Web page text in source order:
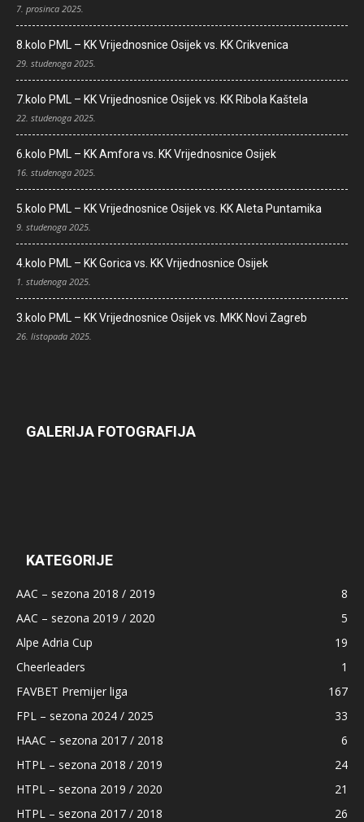
7. prosinca 2025.
8.kolo PML – KK Vrijednosnice Osijek vs. KK Crikvenica
29. studenoga 2025.
7.kolo PML – KK Vrijednosnice Osijek vs. KK Ribola Kaštela
22. studenoga 2025.
6.kolo PML – KK Amfora vs. KK Vrijednosnice Osijek
16. studenoga 2025.
5.kolo PML – KK Vrijednosnice Osijek vs. KK Aleta Puntamika
9. studenoga 2025.
4.kolo PML – KK Gorica vs. KK Vrijednosnice Osijek
1. studenoga 2025.
3.kolo PML – KK Vrijednosnice Osijek vs. MKK Novi Zagreb
26. listopada 2025.
GALERIJA FOTOGRAFIJA
KATEGORIJE
AAC – sezona 2018 / 2019
8
AAC – sezona 2019 / 2020
5
Alpe Adria Cup
19
Cheerleaders
1
FAVBET Premijer liga
167
FPL – sezona 2024 / 2025
33
HAAC – sezona 2017 / 2018
6
HTPL – sezona 2018 / 2019
24
HTPL – sezona 2019 / 2020
21
HTPL – sezona 2017 / 2018
26